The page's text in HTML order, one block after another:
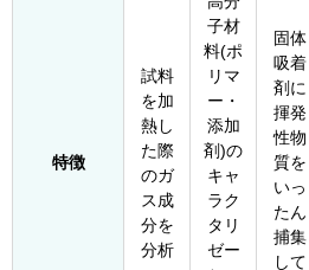
特徴
試料
を加
熱し
た際
のガ
ス成
分を
分析
子材
料(ポ
リマ
ー・
添加
剤)の
キャ
ラク
タリ
ゼー
固体
吸着
剤に
揮発
性物
質を
いっ
たん
捕集
して